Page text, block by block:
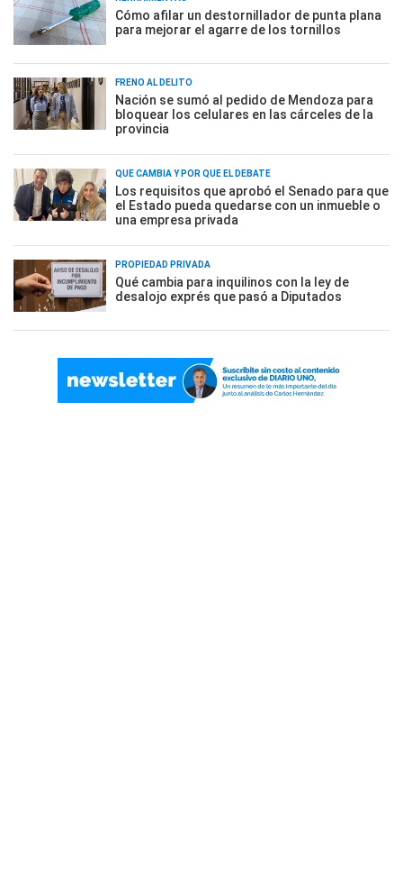
Cómo afilar un destornillador de punta plana
para mejorar el agarre de los tornillos
FRENO AL DELITO
Nación se sumó al pedido de Mendoza para
bloquear los celulares en las cárceles de la
provincia
QUÉ CAMBIA Y POR QUÉ EL DEBATE
Los requisitos que aprobó el Senado para que
el Estado pueda quedarse con un inmueble o
una empresa privada
PROPIEDAD PRIVADA
Qué cambia para inquilinos con la ley de
desalojo exprés que pasó a Diputados